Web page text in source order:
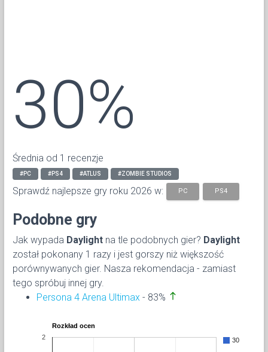
30%
Średnia od 1 recenzje
#PC #PS4 #ATLUS #ZOMBIE STUDIOS
Sprawdź najlepsze gry roku 2026 w: PC PS4
Podobne gry
Jak wypada Daylight na tle podobnych gier? Daylight
został pokonany 1 razy i jest gorszy niż większość
porównywanych gier. Nasza rekomendacja - zamiast
tego spróbuj innej gry.
Persona 4 Arena Ultimax - 83% north
Rozkład ocen
30
2